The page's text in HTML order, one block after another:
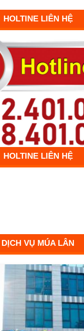
HOLTINE LIÊN HỆ
HOLTINE LIÊN HỆ
DỊCH VỤ MÚA LÂN